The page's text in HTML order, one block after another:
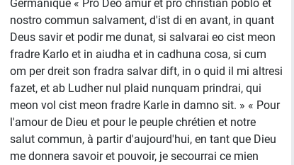
Germanique « Pro Deo amur et pro christian poblo et
nostro commun salvament, d'ist di en avant, in quant
Deus savir et podir me dunat, si salvarai eo cist meon
fradre Karlo et in aiudha et in cadhuna cosa, si cum
om per dreit son fradra salvar dift, in o quid il mi altresi
fazet, et ab Ludher nul plaid nunquam prindrai, qui
meon vol cist meon fradre Karle in damno sit. » « Pour
l'amour de Dieu et pour le peuple chrétien et notre
salut commun, à partir d'aujourd'hui, en tant que Dieu
me donnera savoir et pouvoir, je secourrai ce mien